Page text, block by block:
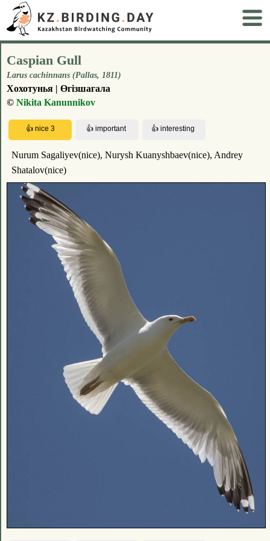
Caspian Gull
Larus cachinnans (Pallas, 1811)
Хохотунья | Өгізшагала
© Nikita Kanunnikov
Nurum Sagaliyev(nice), Nurysh Kuanyshbaev(nice), Andrey
Shatalov(nice)